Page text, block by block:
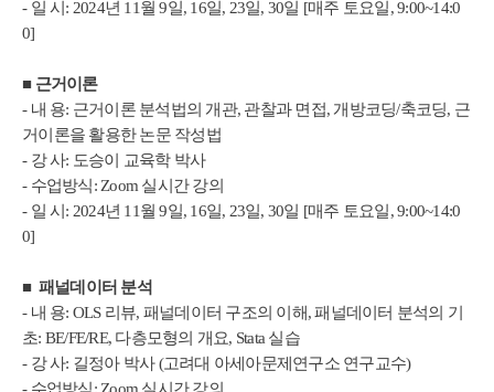
- 일 시: 2024년 11월 9일, 16일, 23일, 30일 [매주 토요일, 9:00~14:0
0]
■ 근거이론
- 내 용: 근거이론 분석법의 개관, 관찰과 면접, 개방코딩/축코딩, 근
거이론을 활용한 논문 작성법
- 강 사: 도승이 교육학 박사
- 수업방식: Zoom 실시간 강의
- 일 시: 2024년 11월 9일, 16일, 23일, 30일 [매주 토요일, 9:00~14:0
0]
■ 패널데이터 분석
- 내 용: OLS 리뷰, 패널데이터 구조의 이해, 패널데이터 분석의 기
초: BE/FE/RE, 다층모형의 개요, Stata 실습
- 강 사: 길정아 박사 (고려대 아세아문제연구소 연구교수)